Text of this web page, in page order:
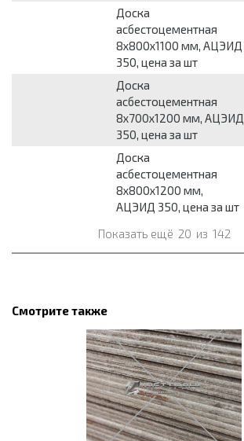
Доска
асбестоцементная
8x800x1100 мм, АЦЭИД
350, цена за шт
Доска
асбестоцементная
8x700x1200 мм, АЦЭИД
350, цена за шт
Доска
асбестоцементная
8x800x1200 мм,
АЦЭИД 350, цена за шт
Показать ещё 20 из 142
Смотрите также